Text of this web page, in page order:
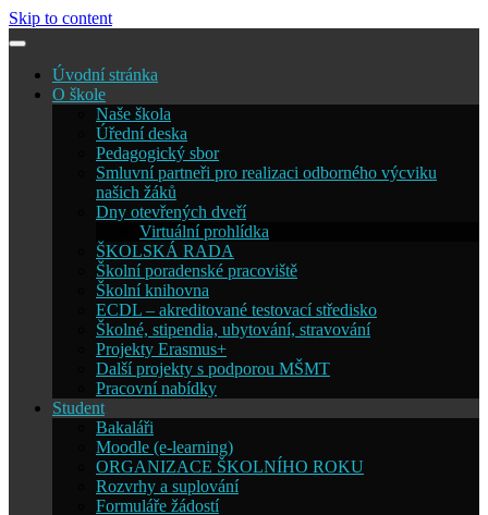
Skip to content
Úvodní stránka
O škole
Naše škola
Úřední deska
Pedagogický sbor
Smluvní partneři pro realizaci odborného výcviku
našich žáků
Dny otevřených dveří
Virtuální prohlídka
ŠKOLSKÁ RADA
Školní poradenské pracoviště
Školní knihovna
ECDL – akreditované testovací středisko
Školné, stipendia, ubytování, stravování
Projekty Erasmus+
Další projekty s podporou MŠMT
Pracovní nabídky
Student
Bakaláři
Moodle (e-learning)
ORGANIZACE ŠKOLNÍHO ROKU
Rozvrhy a suplování
Formuláře žádostí